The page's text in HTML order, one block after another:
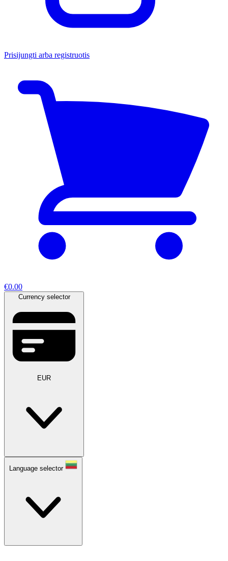
Prisijungti arba registruotis
€0.00
Currency selector
EUR
Language selector